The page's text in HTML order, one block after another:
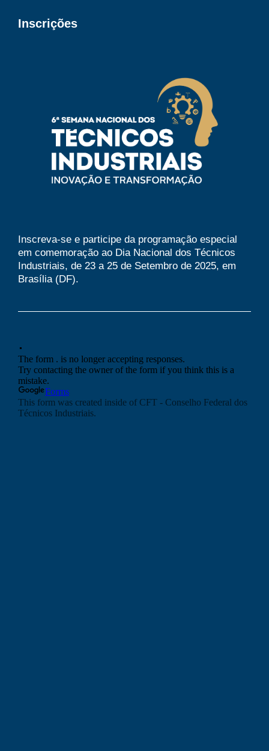
Inscrições
Inscreva-se e participe da programação especial
emcomemoraçãoao Dia Nacional dos Técnicos
Industriais, de 23 a 25 de Setembro de 2025,em
Brasília (DF).